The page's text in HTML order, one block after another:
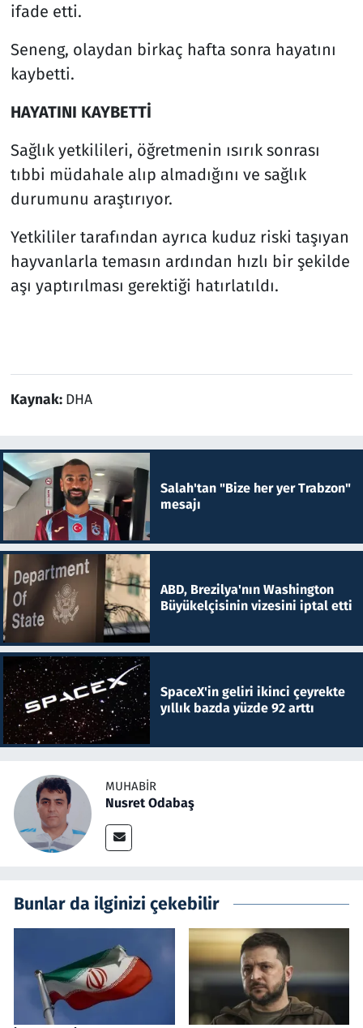
ifade etti.
Seneng, olaydan birkaç hafta sonra hayatını
kaybetti.
HAYATINI KAYBETTİ
Sağlık yetkilileri, öğretmenin ısırık sonrası
tıbbi müdahale alıp almadığını ve sağlık
durumunu araştırıyor.
Yetkililer tarafından ayrıca kuduz riski taşıyan
hayvanlarla temasın ardından hızlı bir şekilde
aşı yaptırılması gerektiği hatırlatıldı.
Kaynak: DHA
Salah'tan "Bize her yer Trabzon"
mesajı
ABD, Brezilya'nın Washington
Büyükelçisinin vizesini iptal etti
SpaceX'in geliri ikinci çeyrekte
yıllık bazda yüzde 92 arttı
MUHABIR
Nusret Odabaş
Bunlar da ilginizi çekebilir